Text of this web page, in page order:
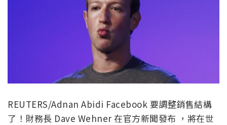
REUTERS/Adnan Abidi Facebook 要調整銷售結構
了！財務長 Dave Wehner 在官方新聞發布 ，將在世